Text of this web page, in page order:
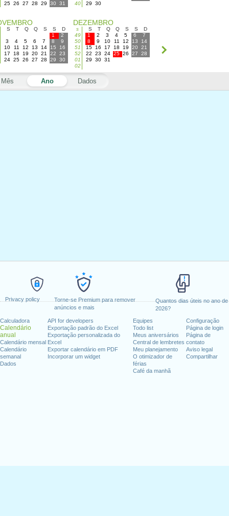
Privacy policy
Torne-se Premium para remover
anúncios e mais
Quantos dias úteis no ano de
2026?
Calculadora
Calendário
anual
Calendário mensal
Calendário
semanal
Dados
API for developers
Exportação padrão do Excel
Exportação personalizada do
Excel
Exportar calendário em PDF
Incorporar um widget
Equipes
Todo list
Meus aniversários
Central de lembretes
Meu planejamento
O otimizador de
férias
Café da manhã
Configuração
Página de login
Página de
contato
Aviso legal
Compartilhar
25 26 27 28 29 30 31
40
29 30
S T Q Q S S
D
1
2
3
4 5 6 7 8
9
10
11 12 13 14 15
16
17
18 19 20 21 22
23
24 25 26 27 28 29 30
DEZEMBRO
s S T Q Q S S
D
49
1 2 3 4 5 6
7
50
8 9 10 11 12 13
14
51
15 16 17 18 19 20
21
52
22 23 24 25 26 27
28
01
29 30 31
02
Mês Ano Dados